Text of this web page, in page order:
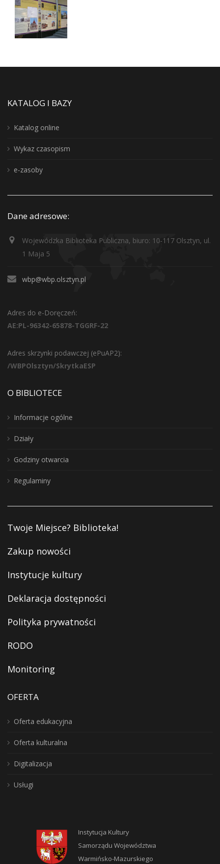
KATALOG I BAZY
Katalog online
Wykaz czasopism
e-zasoby
Dane adresowe:
Wojewódzka Biblioteka Publiczna, biuro: 10-117 Olsztyn, ul.
1 Maja 5
wbp@wbp.olsztyn.pl
Adres do e-Doręczeń:
AE:PL-96342-65878-TGGRF-22
Adres skrzynki podawczej (ePuAP2):
/WBPOlsztyn/SkrytkaESP
O BIBLIOTECE
Informacje ogólne
Działy
Godziny otwarcia
Regulaminy
Twoje Miejsce? Biblioteka!
Zakup nowości
Instytucje kultury
Deklaracja dostępności
Polityka prywatności
RODO
Monitoring
OFERTA
Oferta edukacyjna
Oferta kulturalna
Digitalizacja
Usługi
Instytucja Kultury
Samorządu Województwa
Warmińsko-Mazurskiego